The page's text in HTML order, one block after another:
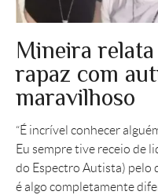
Mineira
rapaz com
maravilhoso
“É incrível conhecer
Eu sempre tive receio de
do Espectro Autista) pelo
é algo completamente